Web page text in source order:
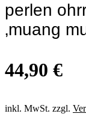
perlen
‚muang
44,90 €
inkl. MwSt. zzgl.